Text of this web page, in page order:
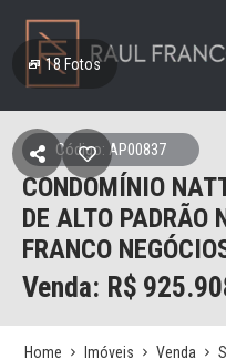
18 Fotos
Código: AP00837
CONDOMÍNIO
DE ALTO PADRÃO
FRANCO
Venda: R$
Home Imóveis Venda